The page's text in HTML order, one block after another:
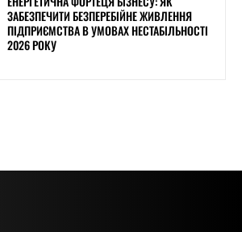
ЗАБЕЗПЕЧИТИ БЕЗПЕРЕБІЙНЕ ЖИВЛЕННЯ
ПІДПРИЄМСТВА В УМОВАХ НЕСТАБІЛЬНОСТІ
2026 РОКУ